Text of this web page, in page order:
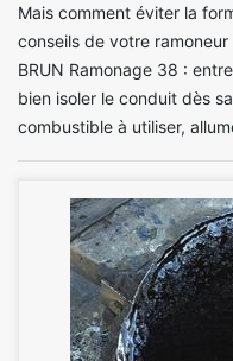
Mais comment éviter la
conseils de votre
BRUN Ramonage 38 :
bien isoler le conduit dès
combustible à utiliser,